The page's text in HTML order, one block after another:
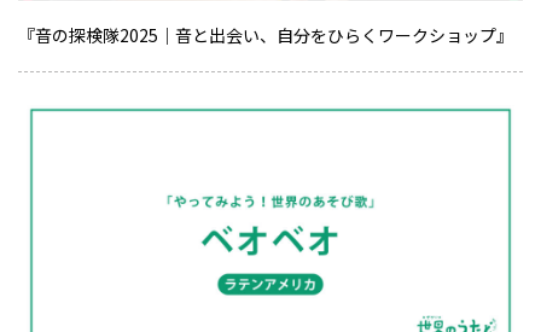
『音の探検隊2025｜音と出会い、自分をひらくワークショップ』